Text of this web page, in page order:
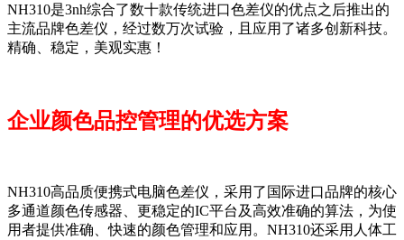
NH310是3nh综合了数十款传统进口色差仪的优点之后推出的
主流品牌色差仪，经过数万次试验，且应用了诸多创新科技。
精确、稳定，美观实惠！
企业颜色品控管理的优选方案
NH310高品质便携式电脑色差仪，采用了国际进口品牌的核心
多通道颜色传感器、更稳定的IC平台及高效准确的算法，为使
用者提供准确、快速的颜色管理和应用。NH310还采用人体工